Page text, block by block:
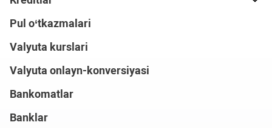
Pul o‘tkazmalari
Valyuta kurslari
Valyuta onlayn-konversiyasi
Bankomatlar
Banklar